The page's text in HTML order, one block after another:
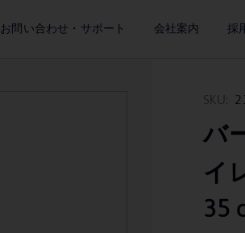
お問い合わせ・サポート 会社案内 採
SKU:
バ
イ
35